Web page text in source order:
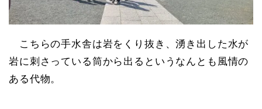
こちらの手水舎は岩をくり抜き、湧き出した水が
岩に刺さっている筒から出るというなんとも風情の
ある代物。